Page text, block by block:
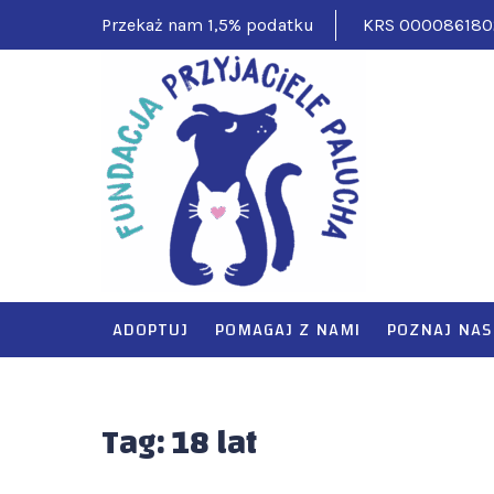
to
Przekaż nam 1,5% podatku KRS
Pomagamy
ADOPTUJ POMAGAJ Z NAMI POZNAJ NAS
Tag:18 lat